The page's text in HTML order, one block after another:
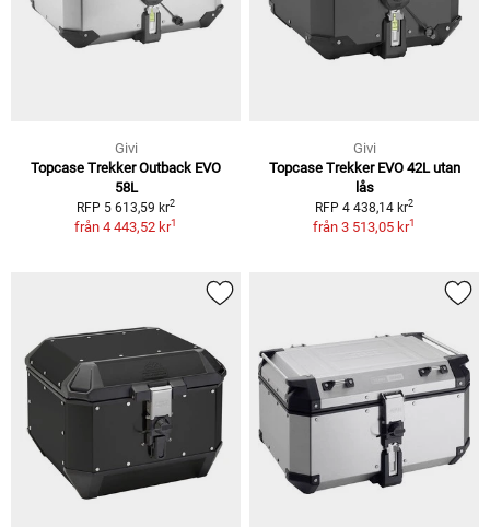
Givi
Topcase Trekker Outback EVO
58L
RFP 5 613,59 kr2
från 4 443,52 kr1
Givi
Topcase Trekker EVO 42L utan
lås
RFP 4 438,14 kr2
från 3 513,05 kr1